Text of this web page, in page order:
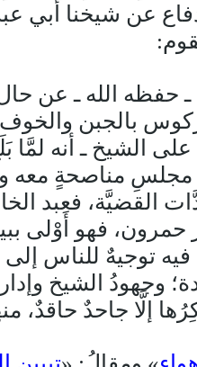
عن شيخنا أبي عبد
حفظه الله ـ عن
بالجبن
على الشيخ ـ أنه
مناصحةٍ معه
القضيَّة، فعبد
حمرون، فهو أَوْلى
توجيهٌ للناس إلى
وجهودُ الشيخ
إلَّا جاحدٌ حاقدٌ،